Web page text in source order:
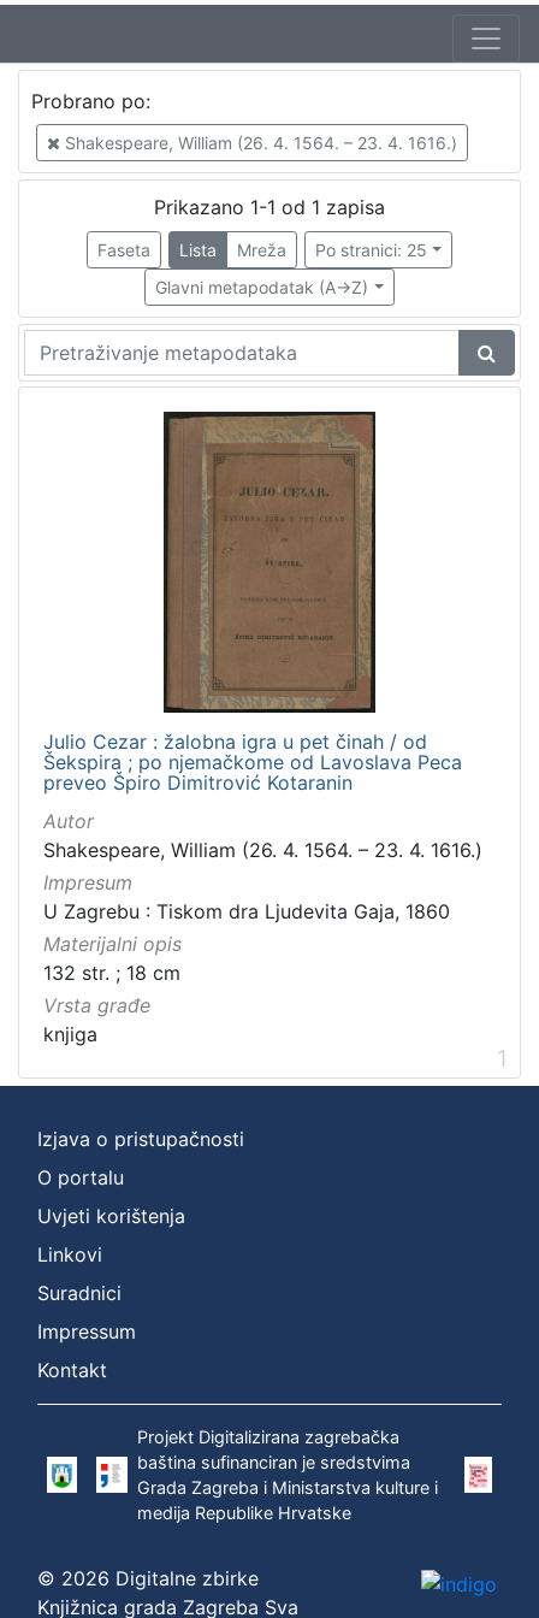
Jezik
hrvatski
cjelina
Gajeva tiskara
Probrano po:
Shakespeare, William (26. 4. 1564. – 23. 4. 1616.)
Prikazano 1-1 od 1 zapisa
Faseta Lista Mreža
Po stranici: 25
Glavni metapodatak (A->Z)
Julio Cezar : žalobna igra u pet činah / od
Šekspira ; po njemačkome od Lavoslava Peca
preveo Špiro Dimitrović Kotaranin
Autor
Shakespeare, William (26. 4. 1564. – 23. 4. 1616.)
Impresum
U Zagrebu : Tiskom dra Ljudevita Gaja, 1860
Materijalni opis
132 str. ; 18 cm
Vrsta građe
knjiga
1
Izjava o pristupačnosti
O portalu
Uvjeti korištenja
Linkovi
Suradnici
Impressum
Kontakt
Projekt Digitalizirana zagrebačka
baština sufinanciran je sredstvima
Grada Zagreba i Ministarstva kulture i
medija Republike Hrvatske
© 2026 Digitalne zbirke
Knjižnica grada Zagreba Sva